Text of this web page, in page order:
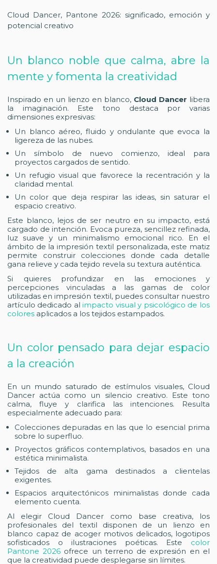
Cloud Dancer, Pantone 2026: significado, emoción y
potencial creativo
Un blanco noble que calma, abre la
mente y fomenta la creatividad
Inspirado en un lienzo en blanco, Cloud Dancer libera
la imaginación. Este tono destaca por varias
dimensiones expresivas:
Un blanco aéreo, fluido y ondulante que evoca la
ligereza de las nubes.
Un símbolo de nuevo comienzo, ideal para
proyectos cargados de sentido.
Un refugio visual que favorece la recentración y la
claridad mental.
Un color que deja respirar las ideas, sin saturar el
espacio creativo.
Este blanco, lejos de ser neutro en su impacto, está
cargado de intención. Evoca pureza, sencillez refinada,
luz suave y un minimalismo emocional rico. En el
ámbito de la impresión textil personalizada, este matiz
permite construir colecciones donde cada detalle
gana relieve y cada tejido revela su textura auténtica.
Si quieres profundizar en las emociones y
percepciones vinculadas a las gamas de color
utilizadas en impresión textil, puedes consultar nuestro
artículo dedicado al impacto visual y psicológico de los
colores aplicados a los tejidos estampados.
Un color pensado para dejar espacio
a la creación
En un mundo saturado de estímulos visuales, Cloud
Dancer actúa como un silencio creativo. Este tono
calma, fluye y clarifica las intenciones. Resulta
especialmente adecuado para:
Colecciones depuradas en las que lo esencial prima
sobre lo superfluo.
Proyectos gráficos contemplativos, basados en una
estética minimalista.
Tejidos de alta gama destinados a clientelas
exigentes.
Espacios arquitectónicos minimalistas donde cada
elemento cuenta.
Al elegir Cloud Dancer como base creativa, los
profesionales del textil disponen de un lienzo en
blanco capaz de acoger motivos delicados, logotipos
sofisticados o ilustraciones poéticas. Este color
Pantone 2026 ofrece un terreno de expresión en el
que la creatividad puede desplegarse sin límites.